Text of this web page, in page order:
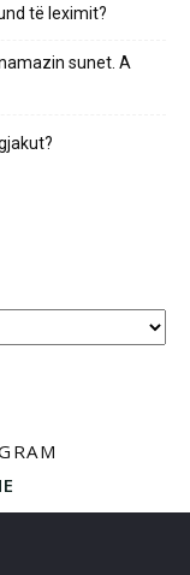
të leximit?
sunet. A